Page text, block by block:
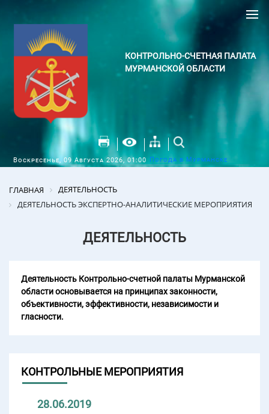
КОНТРОЛЬНО-СЧЕТНАЯ ПАЛАТА
МУРМАНСКОЙ ОБЛАСТИ
Воскресенье, 09 Августа 2026, 01:00 Погода в Мурманске
ГЛАВНАЯ
ДЕЯТЕЛЬНОСТЬ
ДЕЯТЕЛЬНОСТЬ ЭКСПЕРТНО-АНАЛИТИЧЕСКИЕ МЕРОПРИЯТИЯ
ДЕЯТЕЛЬНОСТЬ
Деятельность Контрольно-счетной палаты Мурманской
области основывается на принципах законности,
объективности, эффективности, независимости и
гласности.
КОНТРОЛЬНЫЕ МЕРОПРИЯТИЯ
28.06.2019